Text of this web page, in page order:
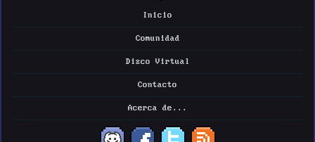
Inicio
Comunidad
Disco Virtual
Contacto
Acerca de...